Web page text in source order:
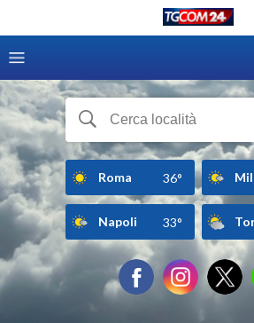
Roma 36°
Napoli 33°